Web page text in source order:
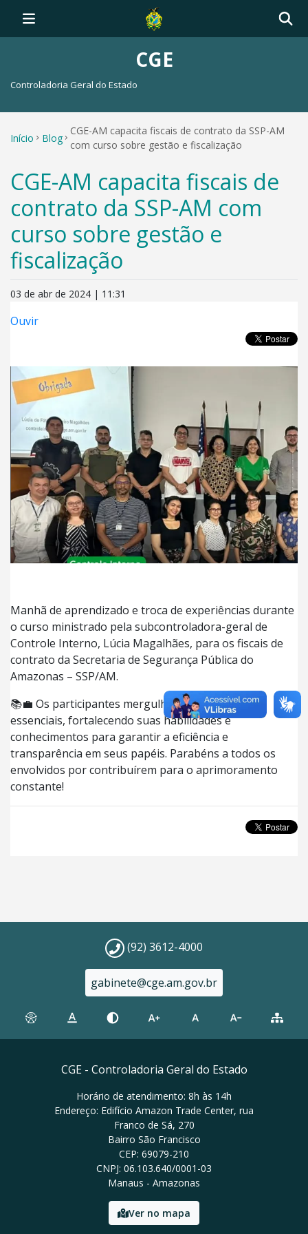
CGE
Controladoria Geral do Estado
Início Blog
CGE-AM capacita fiscais de contrato da SSP-AM
com curso sobre gestão e fiscalização
CGE-AM capacita fiscais de
contrato da SSP-AM com
curso sobre gestão e
fiscalização
03 de abr de 2024 | 11:31
Ouvir
Manhã de aprendizado e troca de experiências durante
o curso ministrado pela subcontroladora-geral de
Controle Interno, Lúcia Magalhães, para os fiscais de
contrato da Secretaria de Segurança Pública do
Amazonas – SSP/AM.
📚💼 Os participantes mergulharam em tópicos
essenciais, fortalecendo suas habilidades e
conhecimentos para garantir a eficiência e
transparência em seus papéis. Parabéns a todos os
envolvidos por contribuírem para o aprimoramento
constante!
(92) 3612-4000
gabinete@cge.am.gov.br
CGE - Controladoria Geral do Estado
Horário de atendimento: 8h às 14h
Endereço: Edifício Amazon Trade Center, rua
Franco de Sá, 270
Bairro São Francisco
CEP: 69079-210
CNPJ: 06.103.640/0001-03
Manaus - Amazonas
Ver no mapa